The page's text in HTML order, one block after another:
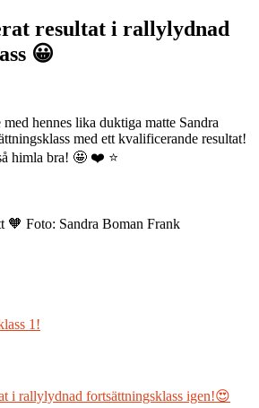
resultat i rallylydnad
😀
hennes lika duktiga matte Sandra
med ett kvalificerande resultat!
himla bra! 🤩 ❤️ ⭐
🧡 Foto: Sandra Boman Frank
1!
i rallylydnad fortsättningsklass igen!😍